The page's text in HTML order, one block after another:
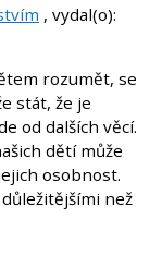
, vydal(o):
rozumět, se
stát, že je
od dalších věcí.
dětí může
osobnost.
než